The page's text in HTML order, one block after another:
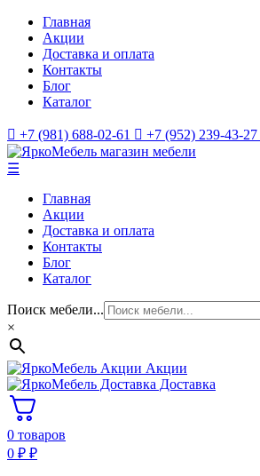
Главная
Акции
Доставка и оплата
Контакты
Блог
Каталог
+7 (981) 688-02-61 +7 (952) 239-43-27
☰
Главная
Акции
Доставка и оплата
Контакты
Блог
Каталог
Поиск мебели...
×
Акции
Доставка
0 товаров
0 ₽ ₽